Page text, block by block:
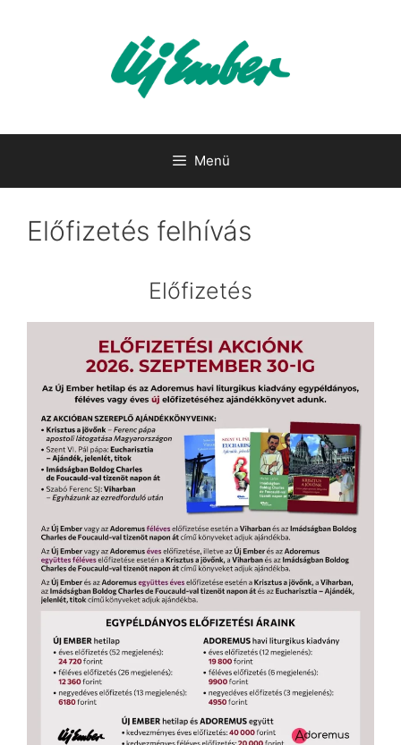
Menü
Előfizetés felhívás
Előfizetés